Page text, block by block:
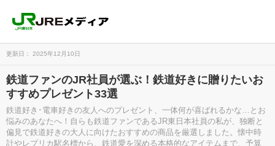
更新日： 2025年12月10日
鉄道ファンのJR社員が選ぶ！鉄道好きに贈りたいお
すすめプレゼント33選
鉄道好き･電車好きの友人へのプレゼント、一体何が喜ばれるかな…とお
悩みのあなたへ！自らも鉄道ファンであるJR東日本社員の私が、独断と
偏見で鉄道好きの大人に向けたおすすめの商品を厳選しました。懐中時
計やレプリカ駅名標から、鉄道愛を深める本格的なアイテムまで、予算